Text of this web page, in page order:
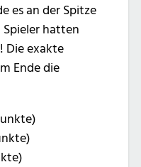
es an der Spitze
hatten
Die exakte
Ende die